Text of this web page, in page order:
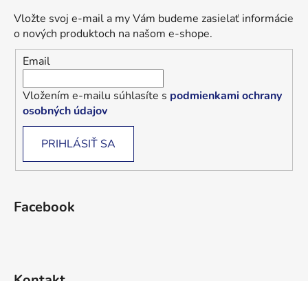
Vložte svoj e-mail a my Vám budeme zasielať informácie
o nových produktoch na našom e-shope.
Email
Vložením e-mailu súhlasíte s podmienkami ochrany
osobných údajov
PRIHLÁSIŤ SA
Facebook